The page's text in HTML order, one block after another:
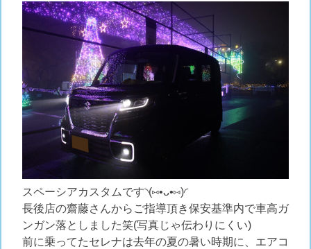
スペーシアカスタムです◝(⑅•ᴗ•⑅)◜
長後店の齋藤さんからご指導頂き保安基準内で車高ガ
ンガン落としました笑(写真じゃ伝わりにくい)
前に乗ってたセレナは去年の夏の暑い時期に、エアコ